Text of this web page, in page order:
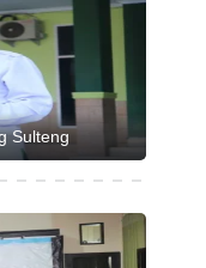
Sulteng